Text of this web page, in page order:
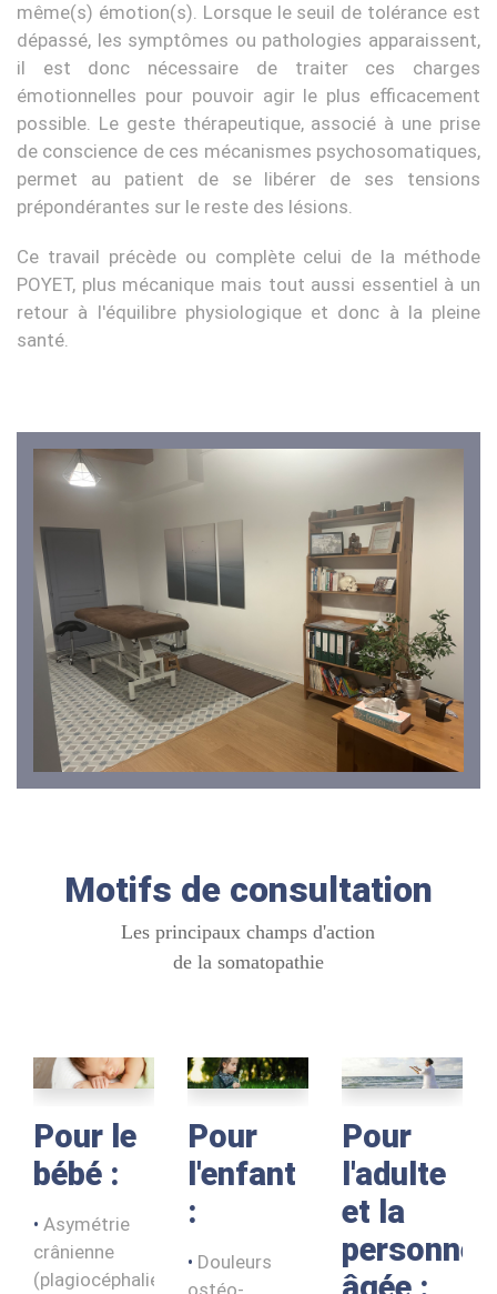
même(s) émotion(s). Lorsque le seuil de tolérance est
dépassé, les symptômes ou pathologies apparaissent,
il est donc nécessaire de traiter ces charges
émotionnelles pour pouvoir agir le plus efficacement
possible. Le geste thérapeutique, associé à une prise
de conscience de ces mécanismes psychosomatiques,
permet au patient de se libérer de ses tensions
prépondérantes sur le reste des lésions.
Ce travail précède ou complète celui de la méthode
POYET, plus mécanique mais tout aussi essentiel à un
retour à l'équilibre physiologique et donc à la pleine
santé.
Motifs de consultation
Les principaux champs d'action
de la somatopathie
Pour le
bébé :
Asymétrie
crânienne
(plagiocéphalie),
Pour
l'enfant
:
Douleurs
ostéo-
Pour
l'adulte
et la
personne